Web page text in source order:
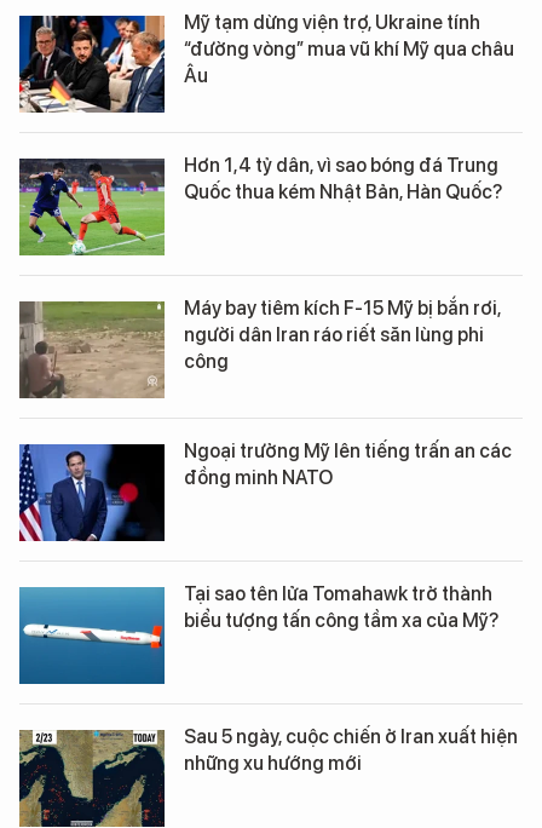
Mỹ tạm dừng viện trợ, Ukraine tính
“đường vòng” mua vũ khí Mỹ qua châu
Âu
Hơn 1,4 tỷ dân, vì sao bóng đá Trung
Quốc thua kém Nhật Bản, Hàn Quốc?
Máy bay tiêm kích F-15 Mỹ bị bắn rơi,
người dân Iran ráo riết săn lùng phi
công
Ngoại trưởng Mỹ lên tiếng trấn an các
đồng minh NATO
Tại sao tên lửa Tomahawk trở thành
biểu tượng tấn công tầm xa của Mỹ?
Sau 5 ngày, cuộc chiến ở Iran xuất hiện
những xu hướng mới